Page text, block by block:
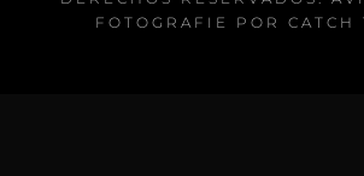
FOTOGRAFIE POR CATCH